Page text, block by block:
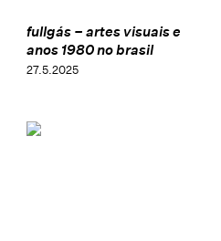
fullgás – artes visuais e
anos 1980 no brasil
27.5.2025